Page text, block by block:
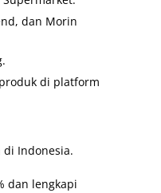
dan Morin
di platform
di Indonesia.
dan lengkapi